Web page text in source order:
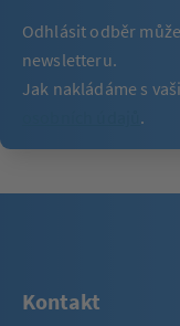
Odhlásit odběr
newsletteru.
Jak nakládáme s
.
Kontakt